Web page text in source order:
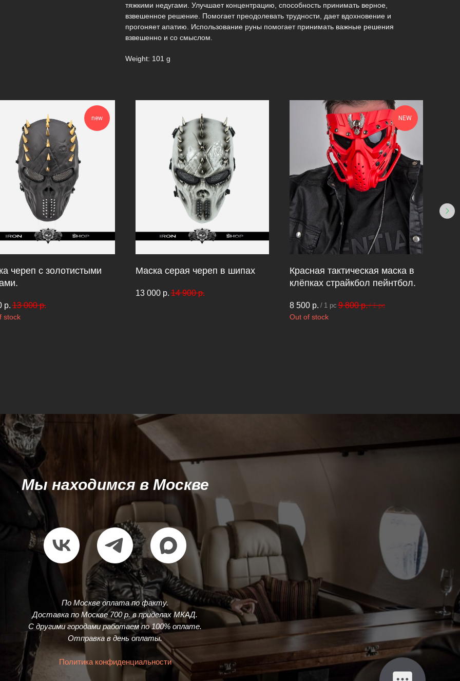
тяжкими недугами. Улучшает концентрацию, способность принимать верное,
взвешенное решение. Помогает преодолевать трудности, дает вдохновение и
прогоняет апатию. Использование руны помогает принимать важные решения
взвешенно и со смыслом.
Weight: 101 g
new
череп с золотистыми
р. 13 000 р.
stock
Маска серая череп в шипах
13 000 р. 14 900 р.
NEW
Красная тактическая маска в
клёпках страйкбол пейнтбол.
8 500 р. / 1 pc 9 800 р. / 1 pc
Out of stock
Мы находимся в Москве
По Москве оплата по факту.
Доставка по Москве 700 р. в приделах МКАД.
С другими городами работаем по 100% оплате.
Отправка в день оплаты.
Политика конфиденциальности